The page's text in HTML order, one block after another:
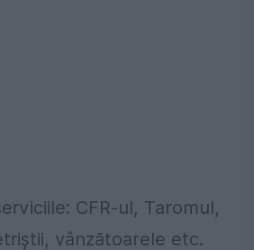
CFR-ul, Taromul,
vânzătoarele etc.